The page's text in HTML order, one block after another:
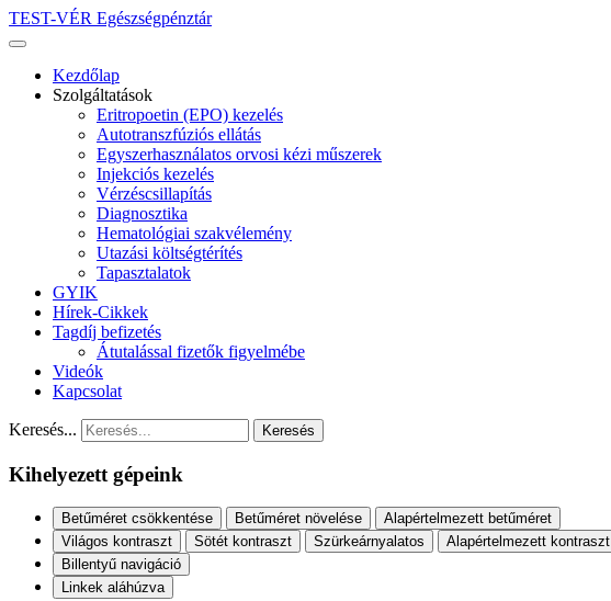
TEST-VÉR Egészségpénztár
Kezdőlap
Szolgáltatások
Eritropoetin (EPO) kezelés
Autotranszfúziós ellátás
Egyszerhasználatos orvosi kézi műszerek
Injekciós kezelés
Vérzéscsillapítás
Diagnosztika
Hematológiai szakvélemény
Utazási költségtérítés
Tapasztalatok
GYIK
Hírek-Cikkek
Tagdíj befizetés
Átutalással fizetők figyelmébe
Videók
Kapcsolat
Keresés... Keresés
Kihelyezett gépeink
Betűméret csökkentése Betűméret növelése
Alapértelmezett betűméret
Világos kontraszt
Sötét kontraszt Szürkeárnyalatos
Alapértelmezett kontraszt
Billentyű navigáció
Linkek aláhúzva